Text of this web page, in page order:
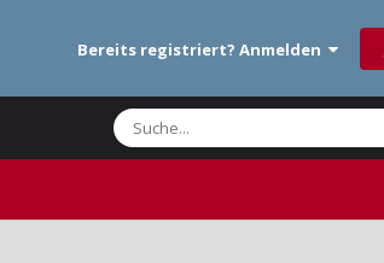
Bereits registriert? Anmelden